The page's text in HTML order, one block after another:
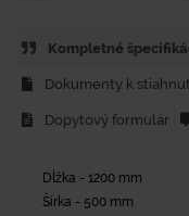
Kompletné
Dokumenty k
Dopytový formulár
Dĺžka - 1200 mm
Šírka - 500 mm